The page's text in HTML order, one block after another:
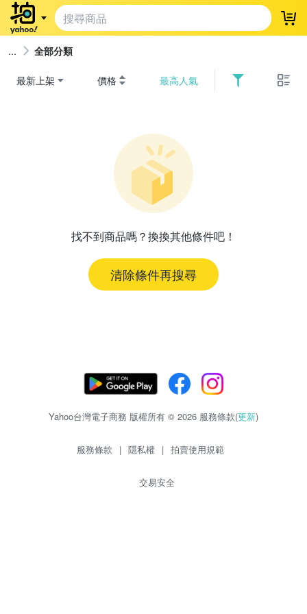
登
全部分類
最新上架 價格 最高人氣
找不到商品嗎？換換其他條件吧！
清除條件再搜尋
Yahoo台灣電子商務 版權所有 © 2026 服務條款(更新)
服務條款 | 隱私權 | 拍賣使用規範
交易安全